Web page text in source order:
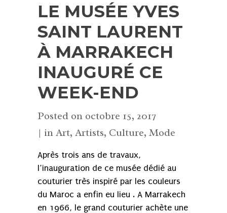
LE MUSÉE YVES
SAINT LAURENT
À MARRAKECH
INAUGURÉ CE
WEEK-END
Posted on octobre 15, 2017
in Art, Artists, Culture, Mode
Après trois ans de travaux,
l’inauguration de ce musée dédié au
couturier très inspiré par les couleurs
du Maroc a enfin eu lieu . A Marrakech
en 1966, le grand couturier achète une